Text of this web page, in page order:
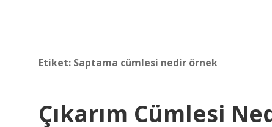
Etiket: Saptama cümlesi nedir örnek
Çıkarım Cümlesi